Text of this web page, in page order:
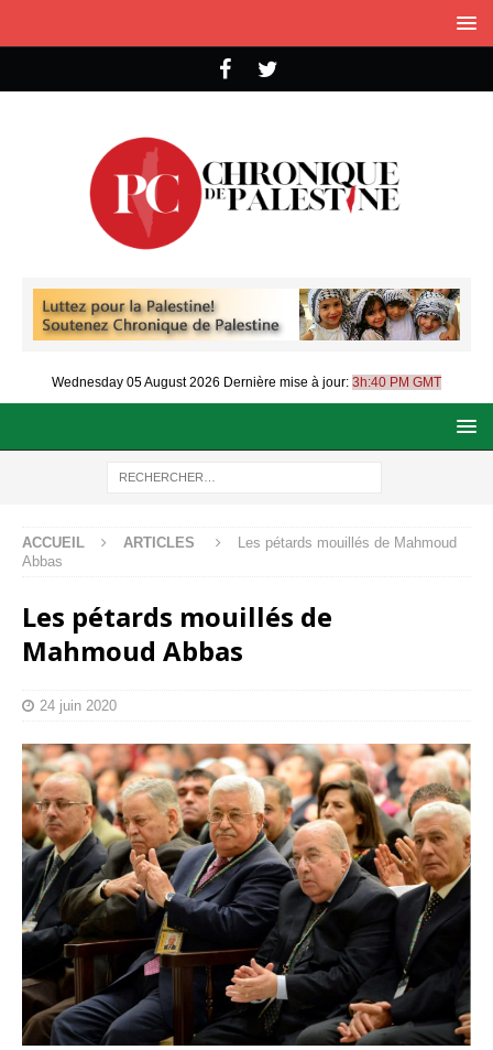
Wednesday 05 August 2026 Dernière mise à jour: 3h:40 PM GMT
ACCUEIL ARTICLES
Les pétards mouillés de Mahmoud
Abbas
Les pétards mouillés de
Mahmoud Abbas
24 juin 2020